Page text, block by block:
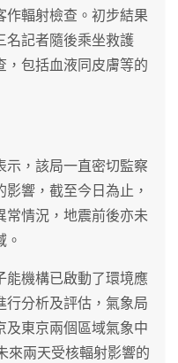
作輻射檢查。初步結果
名記者隨後乘坐救護
，包括血液同皮膚等的
示，該局一直密切監察
響，截至今日為止，
常情況，地震前後亦未
。
能機構已啟動了環境應
行分析及評估，氣象局
及東京兩個區域氣象中
來兩天受核輻射影響的